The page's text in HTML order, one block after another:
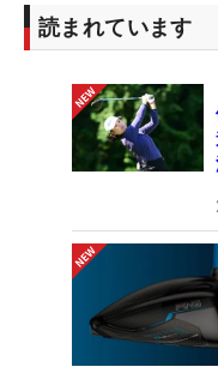
読まれています